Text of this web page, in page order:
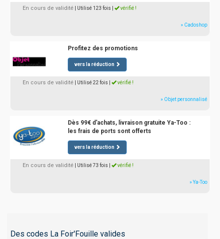
En cours de validité | Utilisé 123 fois vérifié !
» Cadoshop
Profitez des promotions
vers la réduction
En cours de validité | Utilisé 22 fois vérifié !
» Objet personnalisé
Dès 99€ d'achats, livraison gratuite Ya-Too :
les frais de ports sont offerts
vers la réduction
En cours de validité | Utilisé 73 fois vérifié !
» Ya-Too
Des codes La Foir'Fouille valides